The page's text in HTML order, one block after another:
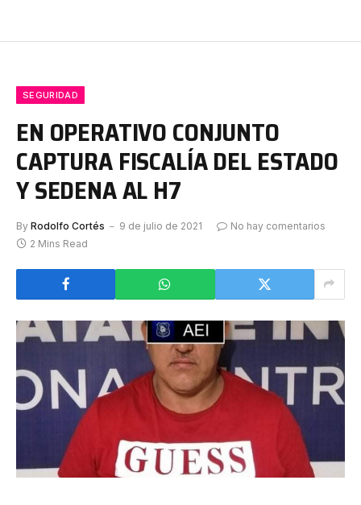
SEGURIDAD
EN OPERATIVO CONJUNTO
CAPTURA FISCALÍA DEL ESTADO
Y SEDENA AL H7
By Rodolfo Cortés 9 de julio de 2021
No hay comentarios
2 Mins Read